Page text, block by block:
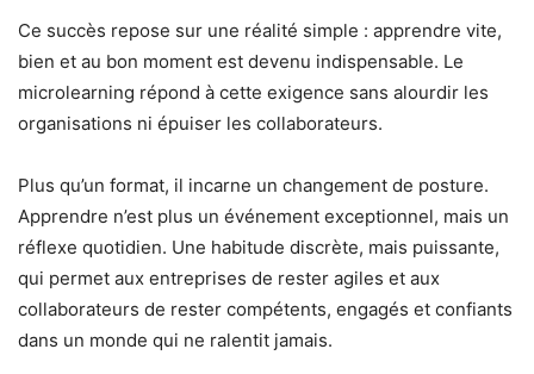
Ce succès repose sur une réalité simple : apprendre vite,
bien et au bon moment est devenu indispensable. Le
microlearning répond à cette exigence sans alourdir les
organisations ni épuiser les collaborateurs.
Plus qu’un format, il incarne un changement de posture.
Apprendre n’est plus un événement exceptionnel, mais un
réflexe quotidien. Une habitude discrète, mais puissante,
qui permet aux entreprises de rester agiles et aux
collaborateurs de rester compétents, engagés et confiants
dans un monde qui ne ralentit jamais.